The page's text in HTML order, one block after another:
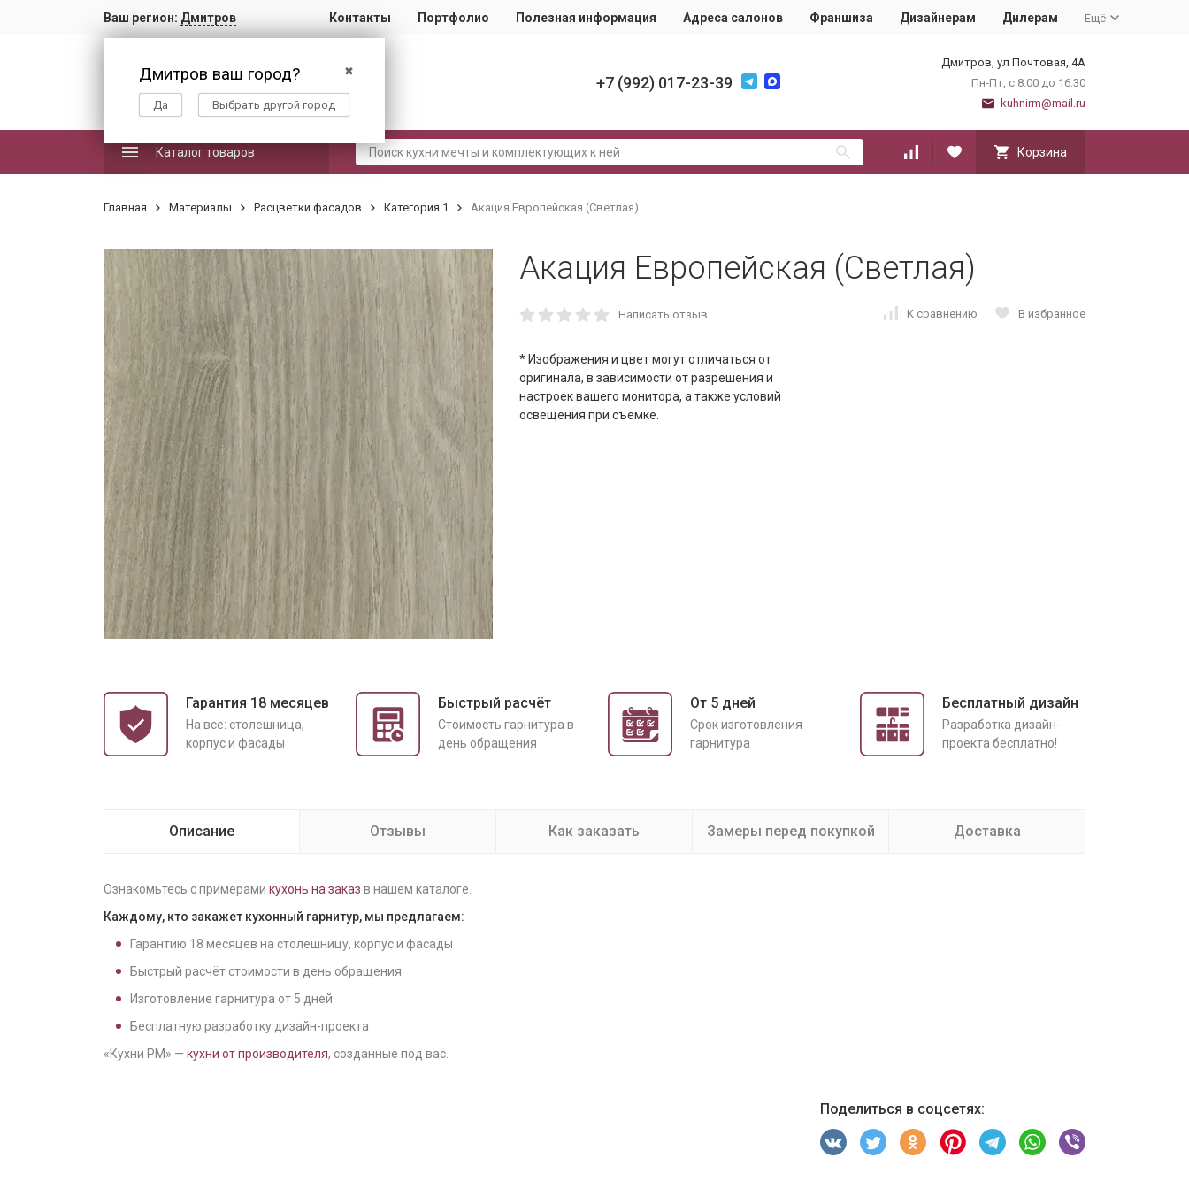
Ваш регион: Дмитров
✖
Дмитров ваш город?
Да Выбрать другой город
Контакты Портфолио Полезная информация Адреса салонов Франшиза Дизайнерам Дилерам Ещё
+7 (992) 017-23-39
Дмитров, ул Почтовая, 4А
Пн-Пт, с 8:00 до 16:30
kuhnirm@mail.ru
Каталог товаров Корзина
Главная Материалы Расцветки фасадов Категория 1 Акация Европейская (Светлая)
Акация Европейская (Светлая)
Написать отзыв К сравнению В избранное
* Изображения и цвет могут отличаться от
оригинала, в зависимости от разрешения и
настроек вашего монитора, а также условий
освещения при съемке.
Гарантия 18 месяцев
На все: столешница,
корпус и фасады
Быстрый расчёт
Cтоимость гарнитура в
день обращения
От 5 дней
Срок изготовления
гарнитура
Бесплатный дизайн
Разработка дизайн-
проекта бесплатно!
Описание Отзывы Как заказать Замеры перед покупкой Доставка
Ознакомьтесь с примерами кухонь на заказ в нашем каталоге.
Каждому, кто закажет кухонный гарнитур, мы предлагаем:
Гарантию 18 месяцев на столешницу, корпус и фасады
Быстрый расчёт стоимости в день обращения
Изготовление гарнитура от 5 дней
Бесплатную разработку дизайн-проекта
«Кухни РМ» — кухни от производителя, созданные под вас.
Поделиться в соцсетях: